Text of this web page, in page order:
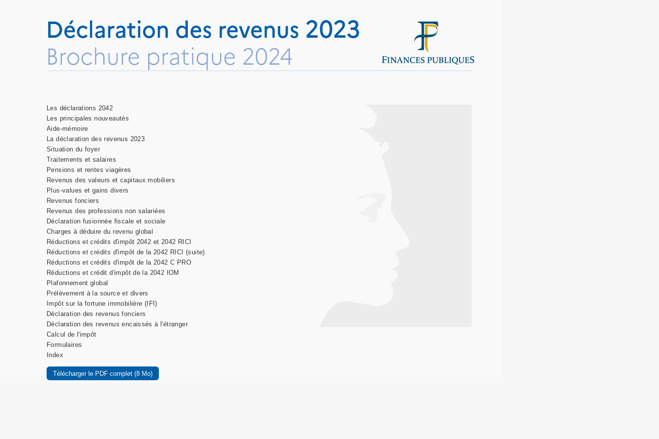
Les déclarations 2042
Les principales nouveautés
Aide-mémoire
La déclaration des revenus 2023
Situation du foyer
Traitements et salaires
Pensions et rentes viagères
Revenus des valeurs et capitaux mobiliers
Plus-values et gains divers
Revenus fonciers
Revenus des professions non salariées
Déclaration fusionnée fiscale et sociale
Charges à déduire du revenu global
Réductions et crédits d'impôt 2042 et 2042 RICI
Réductions et crédits d'impôt de la 2042 RICI (suite)
Réductions et crédits d'impôt de la 2042 C PRO
Réductions et crédit d'impôt de la 2042 IOM
Plafonnement global
Prélèvement à la source et divers
Impôt sur la fortune immobilière (IFI)
Déclaration des revenus fonciers
Déclaration des revenus encaissés à l'étranger
Calcul de l'impôt
Formulaires
Index
Télécharger le PDF complet (8 Mo)